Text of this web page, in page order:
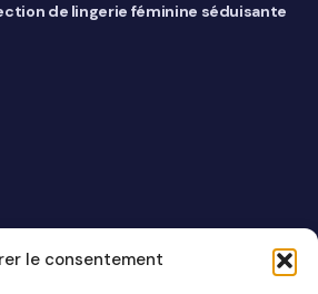
le consentement
de lingerie féminine séduisante